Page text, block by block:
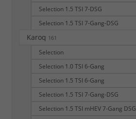
Selection 1.5 TSI 7-DSG
Selection 1.5 TSI 7-Gang-DSG
Karoq 161
Selection
Selection 1.0 TSI 6-Gang
Selection 1.5 TSI 6-Gang
Selection 1.5 TSI 7-Gang-DSG
Selection 1.5 TSI mHEV 7-Gang DSG